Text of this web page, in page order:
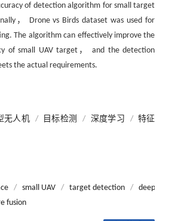
of detection algorithm for small target
， Drone vs Birds dataset was used for
The algorithm can effectively improve the
of small UAV target， and the detection
the actual requirements.
无人机 / 目标检测 / 深度学习 / 特征
/ small UAV / target detection /
deep
fusion